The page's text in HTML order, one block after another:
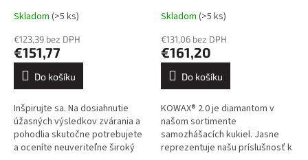
Skladom (>5 ks)
€123,39 bez DPH
€151,77
Do košíku
Inšpirujte sa. Na dosiahnutie
úžasných výsledkov zvárania a
pohodlia skutočne potrebujete
a oceníte neuveriteľne široký
Skladom (>5 ks)
€131,06 bez DPH
€161,20
Do košíku
KOWAX® 2.0 je diamantom v
našom sortimente
samozhášacích kukiel. Jasne
reprezentuje našu príslušnosť k